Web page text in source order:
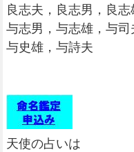
良志夫，良志男，良
与志男，与志雄，与
与史雄，与詩夫
天使の占いは